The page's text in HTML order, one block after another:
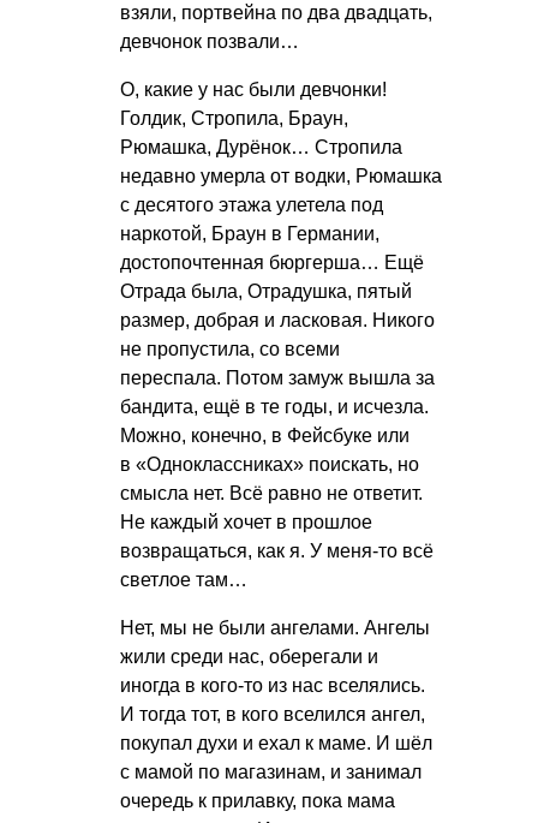
взяли, портвейна по два двадцать,
девчонок позвали…
О, какие у нас были девчонки!
Голдик, Стропила, Браун,
Рюмашка, Дурёнок… Стропила
недавно умерла от водки, Рюмашка
с десятого этажа улетела под
наркотой, Браун в Германии,
достопочтенная бюргерша… Ещё
Отрада была, Отрадушка, пятый
размер, добрая и ласковая. Никого
не пропустила, со всеми
переспала. Потом замуж вышла за
бандита, ещё в те годы, и исчезла.
Можно, конечно, в Фейсбуке или
в «Одноклассниках» поискать, но
смысла нет. Всё равно не ответит.
Не каждый хочет в прошлое
возвращаться, как я. У меня-то всё
светлое там…
Нет, мы не были ангелами. Ангелы
жили среди нас, оберегали и
иногда в кого-то из нас вселялись.
И тогда тот, в кого вселился ангел,
покупал духи и ехал к маме. И шёл
с мамой по магазинам, и занимал
очередь к прилавку, пока мама